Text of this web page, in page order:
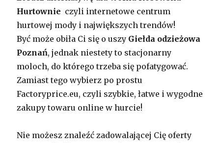
Hurtownie czyli internetowe centrum
hurtowej mody i największych trendów!
Być może obiła Ci się o uszy Giełda odzieżowa
Poznań, jednak niestety to stacjonarny
moloch, do którego trzeba się pofatygować.
Zamiast tego wybierz po prostu
Factoryprice.eu, czyli szybkie, łatwe i wygodne
zakupy towaru online w hurcie!
Nie możesz znaleźć zadowalającej Cię oferty